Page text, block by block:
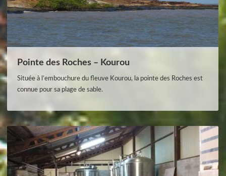
Pointe des Roches – Kourou
Située à l’embouchure du fleuve Kourou, la pointe des Roches est
connue pour sa plage de sable.